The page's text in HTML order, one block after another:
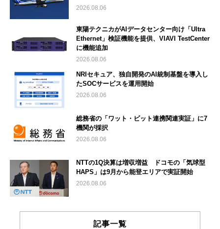
2026.08.06
東陽テクニカがAIデータセンター向け「Ultra
Ethernet」検証機能を提供、VIAVI TestCenter
に機能追加
2026.08.06
NRIセキュア、独自開発のAI統制基盤を導入し
たSOCサービスを運用開始
2026.08.06
総務省の「ワット・ビット連携関連実証」に7
機関が採択
2026.08.06
NTTの1Q決算は増収増益 ドコモの「気球型
HAPS」は9月から能登エリアで実証開始
2026.08.06
記事一覧